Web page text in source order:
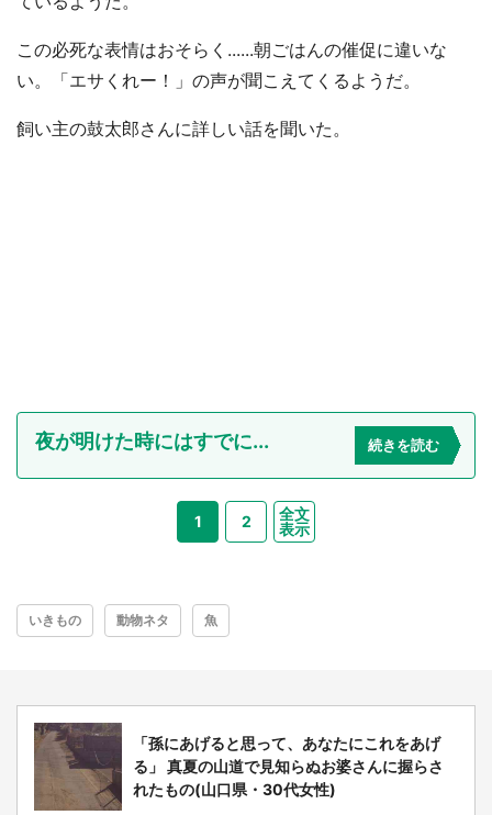
この必死な表情はおそらく......朝ごはんの催促に違いな
い。「エサくれー！」の声が聞こえてくるようだ。
飼い主の鼓太郎さんに詳しい話を聞いた。
夜が明けた時にはすでに... 続きを読む
1 2
全文
表示
いきもの 動物ネタ 魚
「孫にあげると思って、あなたにこれをあげ
る」 真夏の山道で見知らぬお婆さんに握らさ
れたもの(山口県・30代女性)